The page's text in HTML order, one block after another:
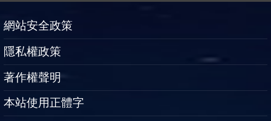
網站安全政策
隱私權政策
著作權聲明
本站使用正體字